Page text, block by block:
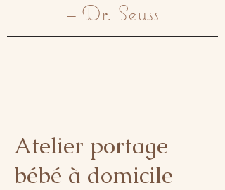
– Dr. Seuss
Atelier portage
bébé à domicile